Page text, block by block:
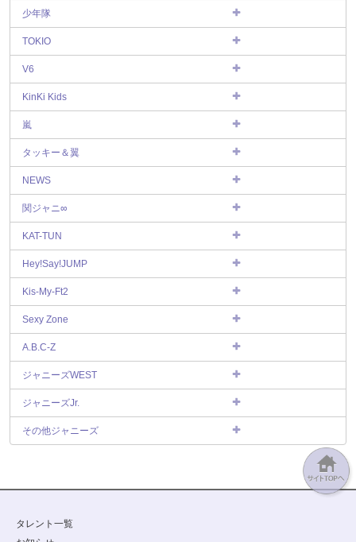
少年隊
TOKIO
V6
KinKi Kids
嵐
タッキー＆翼
NEWS
関ジャニ∞
KAT-TUN
Hey!Say!JUMP
Kis-My-Ft2
Sexy Zone
A.B.C-Z
ジャニーズWEST
ジャニーズJr.
その他ジャニーズ
タレント一覧